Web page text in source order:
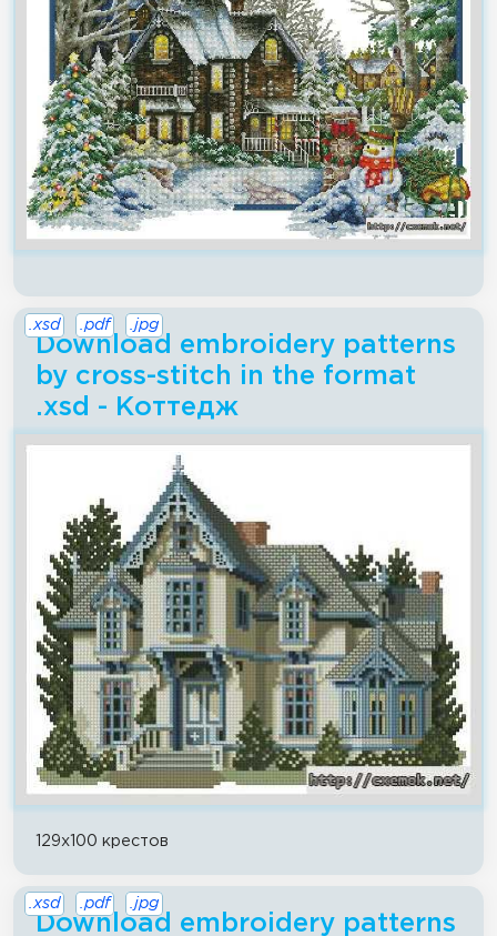
Download embroidery patterns
by cross-stitch in the format
.xsd - Коттедж
.xsd .pdf .jpg
129x100 крестов
Download embroidery patterns
.xsd .pdf .jpg